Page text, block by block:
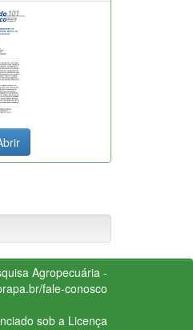
Agropecuária -
fale-conosco
sob a Licença